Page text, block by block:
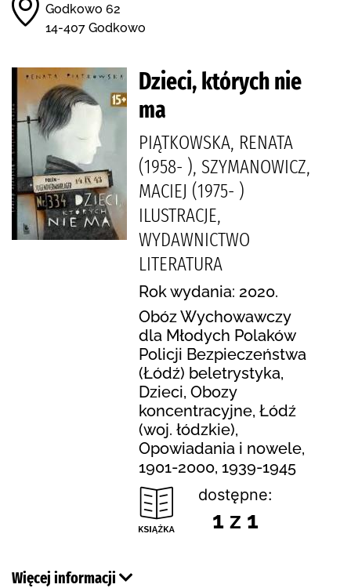
Godkowo 62
14-407 Godkowo
Dzieci, których nie
ma
PIĄTKOWSKA, RENATA
(1958- ), SZYMANOWICZ,
MACIEJ (1975- )
ILUSTRACJE,
WYDAWNICTWO
LITERATURA
Rok wydania: 2020.
Obóz Wychowawczy
dla Młodych Polaków
Policji Bezpieczeństwa
(Łódź) beletrystyka,
Dzieci, Obozy
koncentracyjne, Łódź
(woj. łódzkie),
Opowiadania i nowele,
1901-2000, 1939-1945
dostępne:
1 z 1
Więcej informacji